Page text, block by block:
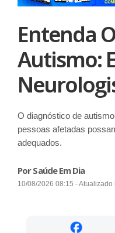
Entenda
Autismo:
O diagnóstico de
pessoas afetadas
adequados.
Por Saúde Em Dia
10/08/2026 08:15 - Atualizado